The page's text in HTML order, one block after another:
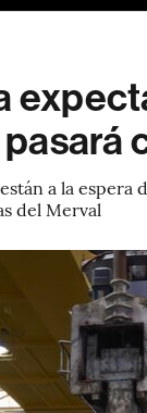
a la
del Merval